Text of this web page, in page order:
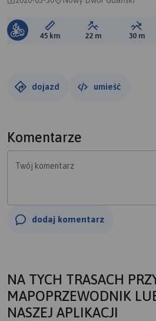
Długość trasy:
45 km Suma
22 m 30 m
dojazd umieść
Komentarze
Twój komentarz
dodaj komentarz
NA TYCH TRASACH
MAPOPRZEWODNIK
NASZEJ APLIKACJI